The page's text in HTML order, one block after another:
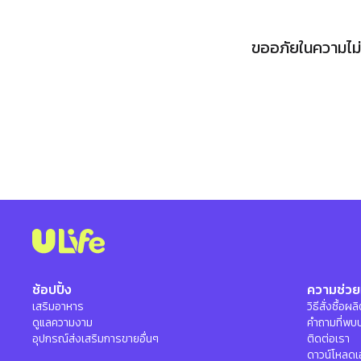
ขออภัยในความ
ช้อปปิ้ง
เสริมอาหาร
ดูแลความงาม
อุปกรณ์ส่งเสริมการขายอื่นๆ
ความช่ว
วิธีสั่งซื้อผ
คำถามที่พบ
ติดต่อเรา
ดาวน์โหลด